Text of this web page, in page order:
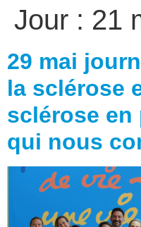
Jour : 21
29 mai
la sclérose
sclérose
qui nous